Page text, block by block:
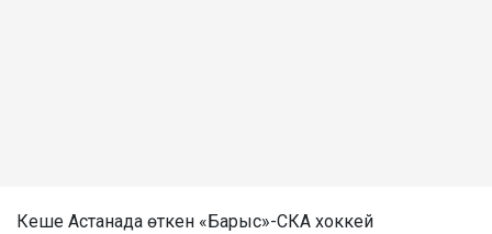
Кеше Астанада өткен «Барыс»-СКА хоккей